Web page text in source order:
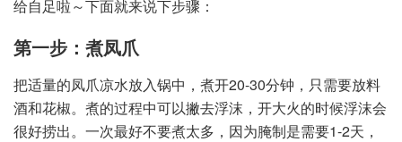
给自足啦～下面就来说下步骤：
第一步：煮凤爪
把适量的凤爪凉水放入锅中，煮开20-30分钟，只需要放料
酒和花椒。煮的过程中可以撇去浮沫，开大火的时候浮沫会
很好捞出。一次最好不要煮太多，因为腌制是需要1-2天，